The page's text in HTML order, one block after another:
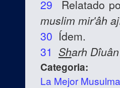
29 Relatado
muslim mir'âh
30 Ídem.
31 Sharh
Categoria:
La Mejor